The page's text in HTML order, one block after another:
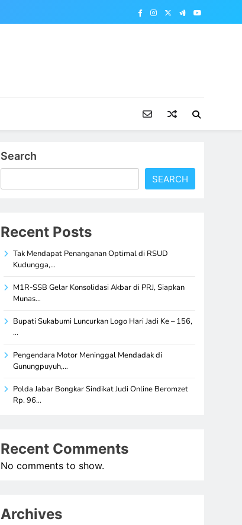
Search
SEARCH
Recent Posts
Tak Mendapat Penanganan Optimal di RSUD
Kudungga,…
M1R-SSB Gelar Konsolidasi Akbar di PRJ, Siapkan
Munas…
Bupati Sukabumi Luncurkan Logo Hari Jadi Ke – 156,
…
Pengendara Motor Meninggal Mendadak di
Gunungpuyuh,…
Polda Jabar Bongkar Sindikat Judi Online Beromzet
Rp. 96…
Recent Comments
No comments to show.
Archives